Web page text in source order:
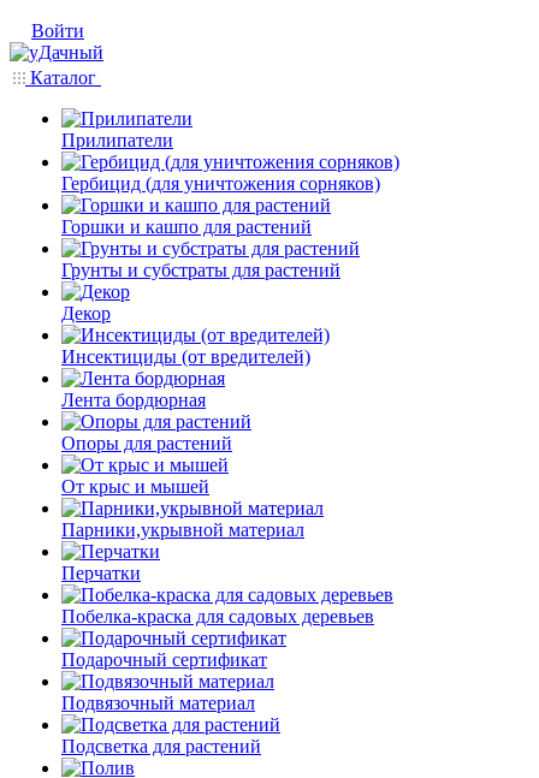
Войти
Каталог
Прилипатели
Гербицид (для уничтожения сорняков)
Горшки и кашпо для растений
Грунты и субстраты для растений
Декор
Инсектициды (от вредителей)
Лента бордюрная
Опоры для растений
От крыс и мышей
Парники,укрывной материал
Перчатки
Побелка-краска для садовых деревьев
Подарочный сертификат
Подвязочный материал
Подсветка для растений